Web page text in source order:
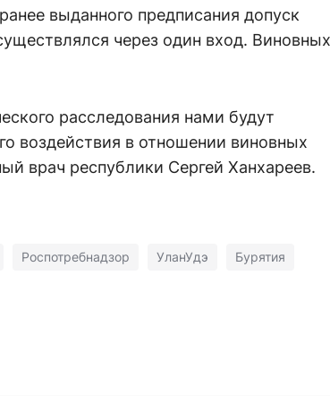
выданного предписания допуск
через один вход. Виновных
расследования нами будут
воздействия в отношении виновных
врач республики Сергей Ханхареев.
Роспотребнадзор УланУдэ Бурятия